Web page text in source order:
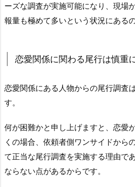
ーズな調査が実施可能になり、現場
報量も極めて多いという状況にあるの
恋愛関係に関わる尾行は慎重
恋愛関係にある人物からの尾行調査
す。
何が困難かと申し上げますと、恋愛
くの場合、依頼者側ワンサイドから
て正当な尾行調査を実施する理由で
ならない点があるからです。